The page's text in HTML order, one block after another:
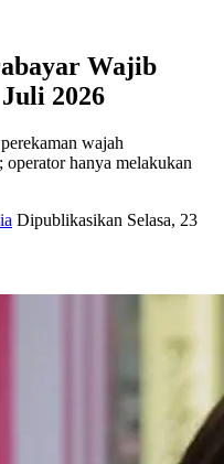
Wajib
2026
wajah
hanya melakukan
Dipublikasikan Selasa, 23